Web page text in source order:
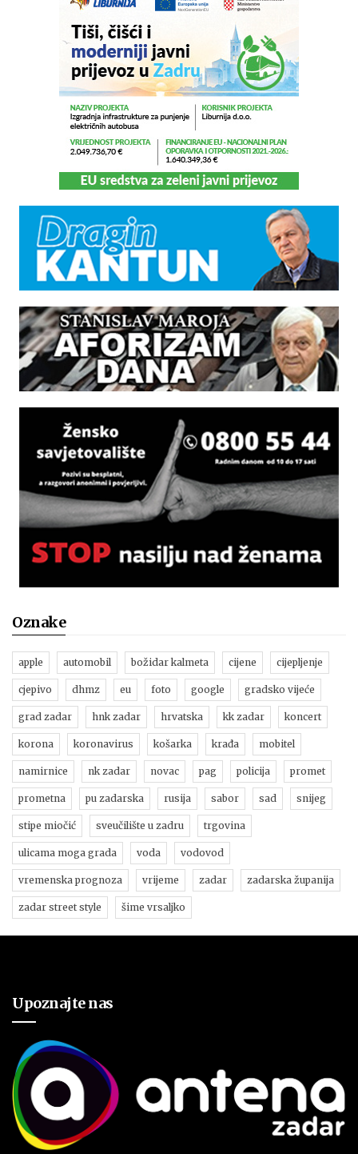
Oznake
apple automobil božidar kalmeta cijene cijepljenje
cjepivo dhmz eu foto google gradsko vijeće
grad zadar hnk zadar hrvatska kk zadar koncert
korona koronavirus košarka krađa mobitel
namirnice nk zadar novac pag policija promet
prometna pu zadarska rusija sabor sad snijeg
stipe miočić sveučilište u zadru trgovina
ulicama moga grada voda vodovod
vremenska prognoza vrijeme zadar zadarska županija
zadar street style šime vrsaljko
Upoznajte nas